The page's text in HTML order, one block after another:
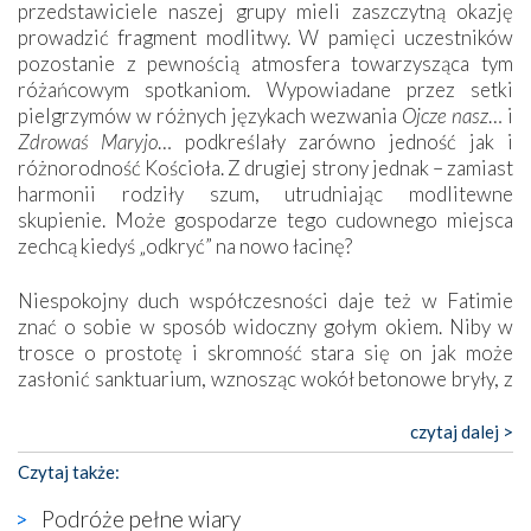
przedstawiciele naszej grupy mieli zaszczytną okazję
prowadzić fragment modlitwy. W pamięci uczestników
pozostanie z pewnością atmosfera towarzysząca tym
różańcowym spotkaniom. Wypowiadane przez setki
pielgrzymów w różnych językach wezwania Ojcze nasz… i
Zdrowaś Maryjo… podkreślały zarówno jedność jak i
różnorodność Kościoła. Z drugiej strony jednak – zamiast
harmonii rodziły szum, utrudniając modlitewne
skupienie. Może gospodarze tego cudownego miejsca
zechcą kiedyś „odkryć” na nowo łacinę?
Niespokojny duch współczesności daje też w Fatimie
znać o sobie w sposób widoczny gołym okiem. Niby w
trosce o prostotę i skromność stara się on jak może
zasłonić sanktuarium, wznosząc wokół betonowe bryły, z
katolickiego kultu. Tylko co wspólnego z żywą,
autentyczną wiarą mogą mieć płaskie, szare bunkry albo
kaplice, w których Tabernakulum przypomina bardziej
skrzynkę na narzędzia? Albo co powiedzieć o ustawionym
czytaj dalej >
Czytaj także:
Podróże pełne wiary